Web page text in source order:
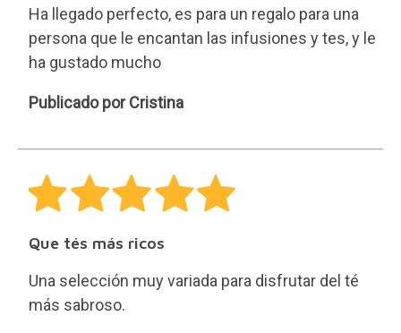
Ha llegado perfecto, es para un regalo para una
persona que le encantan las infusiones y tes, y le
ha gustado mucho
Cristina
Publicado por Cristina
Que tés más ricos
Una selección muy variada para disfrutar del té
más sabroso.